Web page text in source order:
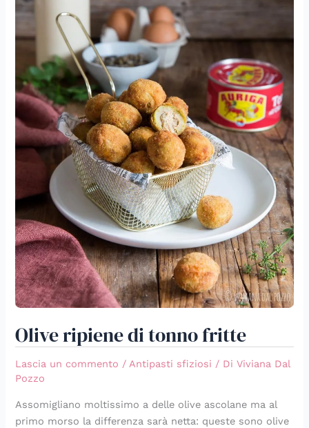
Olive ripiene di tonno fritte
Lascia un commento /Antipasti sfiziosi / DiViviana Dal
Pozzo
Assomigliano moltissimo a delle olive ascolane ma al
primo morso la differenza sarà netta: queste sono olive